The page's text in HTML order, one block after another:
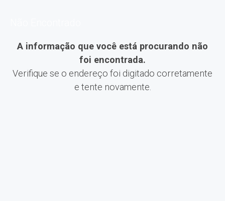
A informação que você está procurando não
foi encontrada.
Verifique se o endereço foi digitado corretamente
e tente novamente.